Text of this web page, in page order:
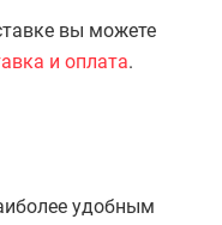
вы можете
и оплата.
удобным